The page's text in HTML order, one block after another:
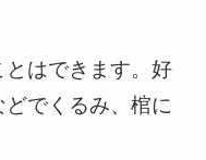
はできます。好
でくるみ、棺に